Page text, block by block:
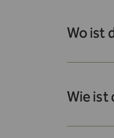
Wo ist
Wie ist